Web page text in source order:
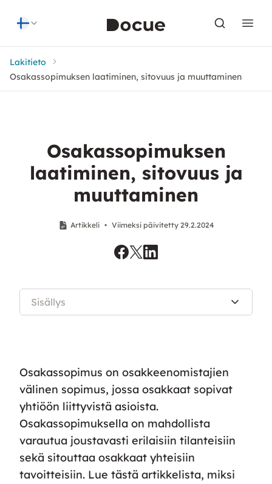
Lakitieto
Osakassopimuksen laatiminen, sitovuus ja muuttaminen
Osakassopimuksen
laatiminen, sitovuus ja
muuttaminen
Artikkeli • Viimeksi päivitetty 29.2.2024
Sisällys
Osakassopimus on osakkeenomistajien
välinen sopimus, jossa osakkaat sopivat
yhtiöön liittyvistä asioista.
Osakassopimuksella on mahdollista
varautua joustavasti erilaisiin tilanteisiin
sekä sitouttaa osakkaat yhteisiin
tavoitteisiin. Lue tästä artikkelista, miksi